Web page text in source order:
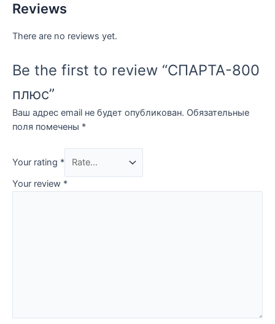
Reviews
There are no reviews yet.
Be the first to review “СПАРТА-800
плюс”
Ваш адрес email не будет опубликован. Обязательные
поля помечены *
Your rating *
Your review *